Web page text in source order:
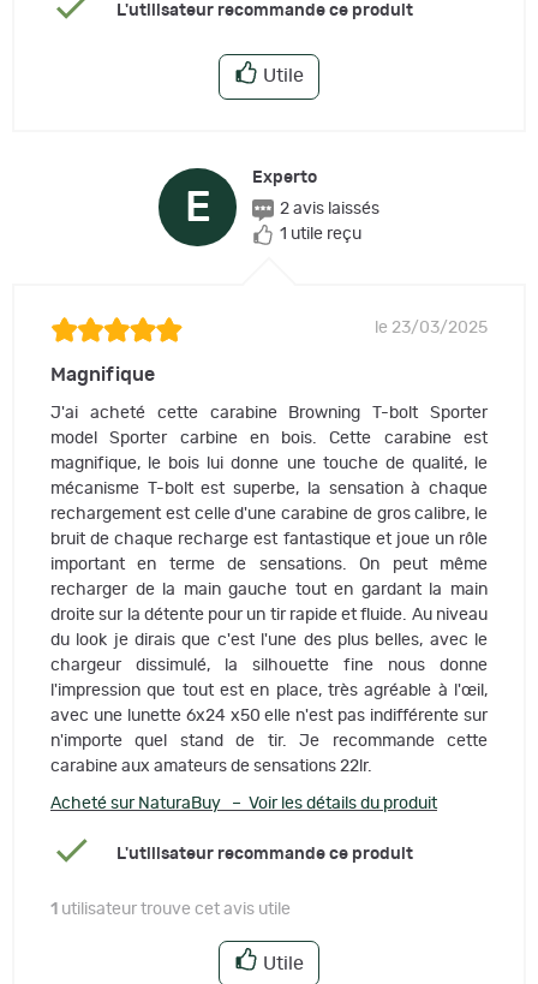
L'utilisateur recommande ce produit
Utile
E
Experto
2 avis laissés
1 utile reçu
le 23/03/2025
Magnifique
J'ai acheté cette carabine Browning T-bolt Sporter
model Sporter carbine en bois. Cette carabine est
magnifique, le bois lui donne une touche de qualité, le
mécanisme T-bolt est superbe, la sensation à chaque
rechargement est celle d'une carabine de gros calibre, le
bruit de chaque recharge est fantastique et joue un rôle
important en terme de sensations. On peut même
recharger de la main gauche tout en gardant la main
droite sur la détente pour un tir rapide et fluide. Au niveau
du look je dirais que c'est l'une des plus belles, avec le
chargeur dissimulé, la silhouette fine nous donne
l'impression que tout est en place, très agréable à l'œil,
avec une lunette 6x24 x50 elle n'est pas indifférente sur
n'importe quel stand de tir. Je recommande cette
carabine aux amateurs de sensations 22lr.
Acheté sur NaturaBuy – Voir les détails du produit
L'utilisateur recommande ce produit
1 utilisateur trouve cet avis utile
Utile